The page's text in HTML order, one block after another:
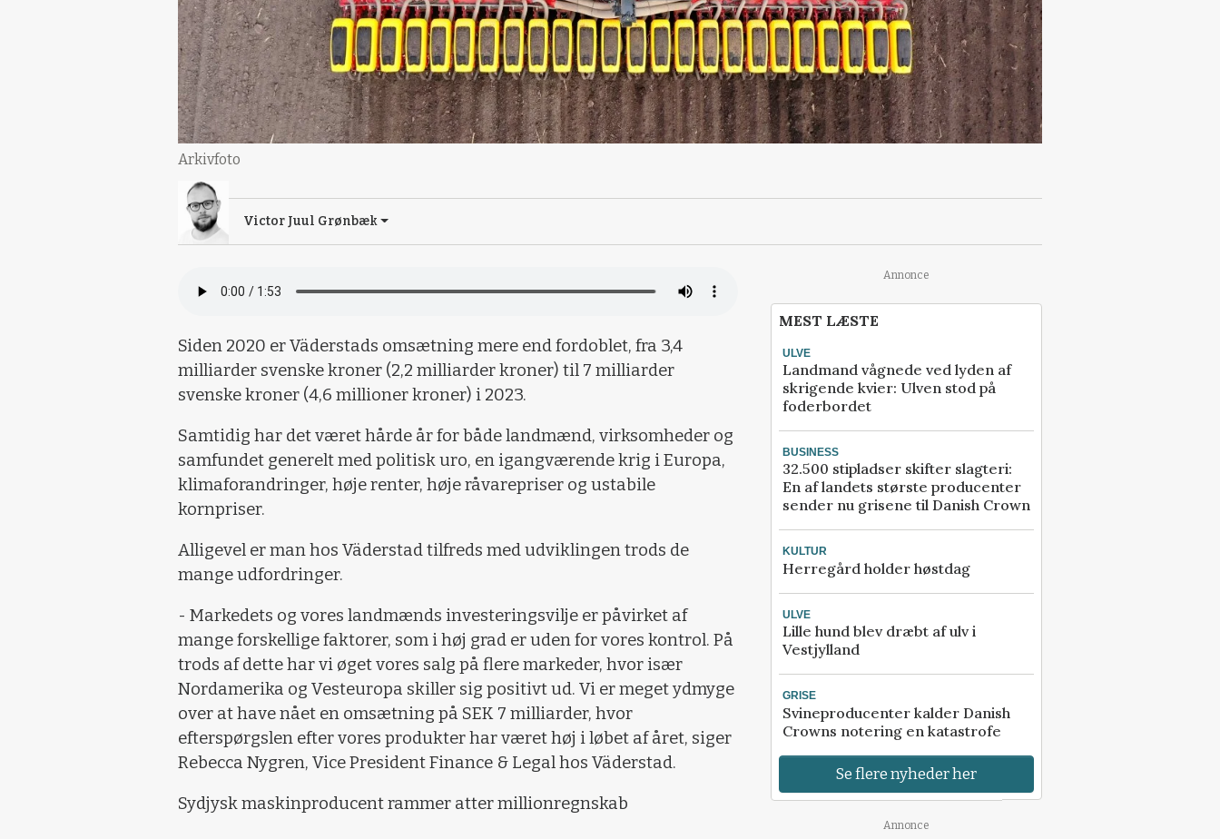
Arkivfoto
Victor Juul Grønbæk
Siden 2020 er Väderstads omsætning mere end fordoblet, fra 3,4
milliarder svenske kroner (2,2 milliarder kroner) til 7 milliarder
svenske kroner (4,6 millioner kroner) i 2023.
Samtidig har det været hårde år for både landmænd, virksomheder og
samfundet generelt med politisk uro, en igangværende krig i Europa,
klimaforandringer, høje renter, høje råvarepriser og ustabile
kornpriser.
Alligevel er man hos Väderstad tilfreds med udviklingen trods de
mange udfordringer.
- Markedets og vores landmænds investeringsvilje er påvirket af
mange forskellige faktorer, som i høj grad er uden for vores kontrol. På
trods af dette har vi øget vores salg på flere markeder, hvor især
Nordamerika og Vesteuropa skiller sig positivt ud. Vi er meget ydmyge
over at have nået en omsætning på SEK 7 milliarder, hvor
efterspørgslen efter vores produkter har været høj i løbet af året, siger
Rebecca Nygren, Vice President Finance & Legal hos Väderstad.
Sydjysk maskinproducent rammer atter millionregnskab
Annonce
MEST LÆSTE
ULVE
Landmand vågnede ved lyden af
skrigende kvier: Ulven stod på
foderbordet
BUSINESS
32.500 stipladser skifter slagteri:
En af landets største producenter
sender nu grisene til Danish Crown
KULTUR
Herregård holder høstdag
ULVE
Lille hund blev dræbt af ulv i
Vestjylland
GRISE
Svineproducenter kalder Danish
Crowns notering en katastrofe
Se flere nyheder her
Annonce